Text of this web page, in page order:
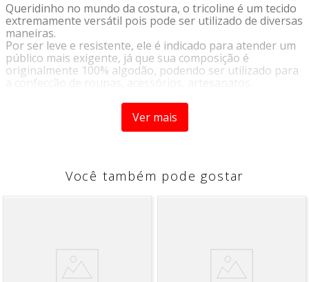
Queridinho no mundo da costura, o tricoline é um tecido
extremamente versátil pois pode ser utilizado de diversas
maneiras.
Por ser leve e resistente, ele é indicado para atender um
público mais exigente, já que sua composição é
originalmente 100% algodão, podendo ser utilizado para
a confecção de roupas, acessórios, artesanatos,
Sua variedade de cores e estampas proporciona infinitas
possibilidades de criação de acordo com a sua
• Lavagem a temperatura máxima de 40°C
• Passar em temperatura máxima 200°C
• Limpar a seco com hidrocarboneto ou percloroetileno
Ver mais
Você também pode gostar